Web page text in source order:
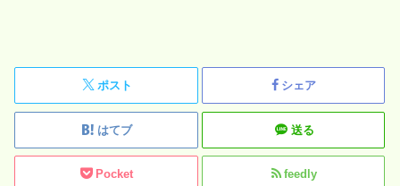
ポスト シェア
はてブ 送る
Pocket feedly